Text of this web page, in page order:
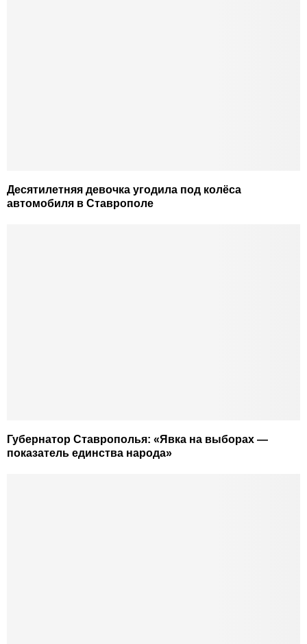
Десятилетняя девочка угодила под колёса
автомобиля в Ставрополе
Губернатор Ставрополья: «Явка на выборах —
показатель единства народа»